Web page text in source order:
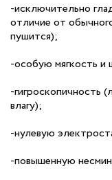
-исключительно
отличие от
пушится);
-особую мягкость и
-гигроскопичность
влагу);
-нулевую
-повышенную